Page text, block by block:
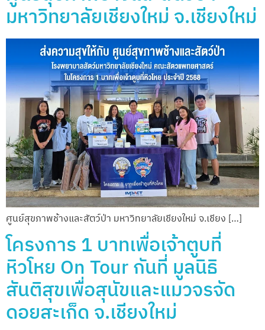
มหาวิทยาลัยเชียงใหม่ จ.เชียงใหม่
ศูนย์สุขภาพช้างและสัตว์ป่า มหาวิทยาลัยเชียงใหม่ จ.เชียง […]
โครงการ 1 บาทเพื่อเจ้าตูบที่
หิวโหย On Tour กันที่ มูลนิธิ
สันติสุขเพื่อสุนัขและแมวจรจัด
ดอยสะเก็ด จ.เชียงใหม่